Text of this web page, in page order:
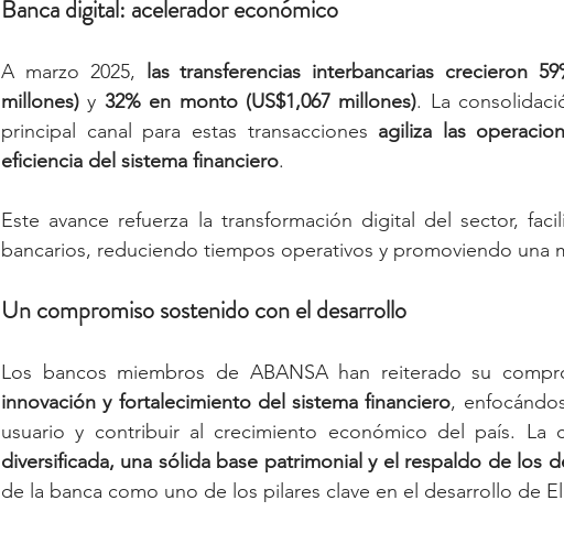
Banca digital: acelerador económico
A marzo 2025, las transferencias interbancarias crecieron
millones) y 32% en monto (US$1,067 millones). La
principal canal para estas transacciones agiliza las
eficiencia del sistema financiero.
Este avance refuerza la transformación digital del sector,
bancarios, reduciendo tiempos operativos y promoviendo una
Un compromiso sostenido con el desarrollo
Los bancos miembros de ABANSA han reiterado su
innovación y fortalecimiento del sistema financiero,
usuario y contribuir al crecimiento económico del país. La
diversificada, una sólida base patrimonial y el respaldo de los
de la banca como uno de los pilares clave en el desarrollo de El